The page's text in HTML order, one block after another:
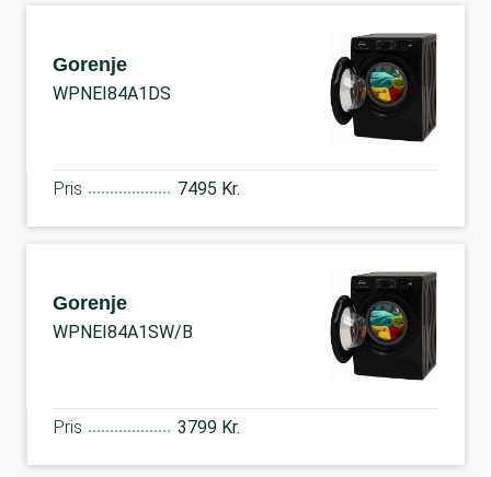
Gorenje
WPNEI84A1DS
Pris 7495 Kr.
Gorenje
WPNEI84A1SW/B
Pris 3799 Kr.